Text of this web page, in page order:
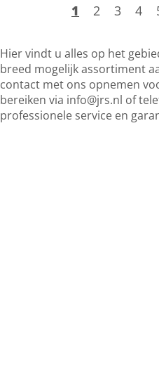
1 2 3 4
Hier vindt u alles op het
breed mogelijk assortiment
contact met ons opnemen
bereiken via info@jrs.nl of
professionele service en